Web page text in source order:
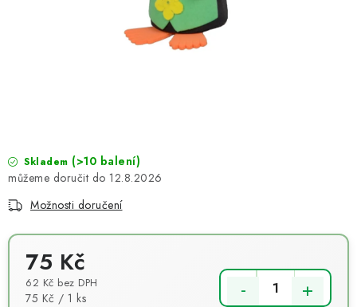
Moje objednávka
Skladem (>10 balení)
12.8.2026
Možnosti doručení
75 Kč
62 Kč bez DPH
Měrná cena:
75 Kč / 1 ks